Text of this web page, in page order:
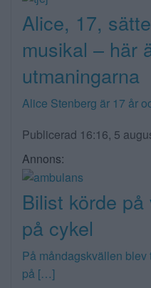
Alice, 17,
musikal – här
utmaningarna
Alice Stenberg är 17 år
Publicerad 16:16, 5
Annons:
Bilist körde
på cykel
På måndagskvällen blev
på […]